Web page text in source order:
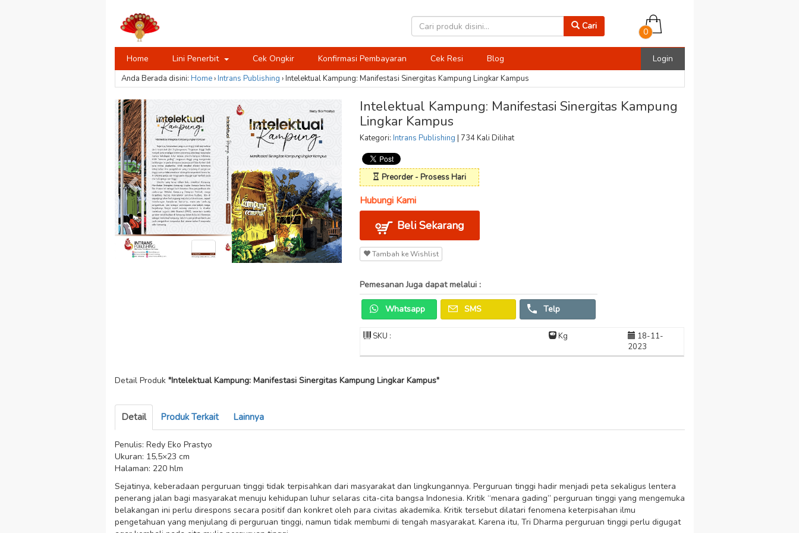
Cari
0
Home Lini Penerbit Cek Ongkir Konfirmasi Pembayaran Cek Resi Blog Login
Anda Berada disini: Home›Intrans Publishing ›Intelektual Kampung: Manifestasi Sinergitas Kampung Lingkar Kampus
Intelektual Kampung: Manifestasi Sinergitas Kampung
Lingkar Kampus
Kategori: Intrans Publishing | 734 Kali Dilihat
Preorder - Prosess Hari
Hubungi Kami
Beli Sekarang
Tambah ke Wishlist
Pemesanan Juga dapat melalui :
Whatsapp SMS Telp
SKU : Kg
18-11-
2023
Detail Produk "Intelektual Kampung: Manifestasi Sinergitas Kampung Lingkar Kampus"
Detail Produk Terkait Lainnya
Penulis: Redy Eko Prastyo
Ukuran: 15,5×23 cm
Halaman: 220 hlm
Sejatinya, keberadaan perguruan tinggi tidak terpisahkan dari masyarakat dan lingkungannya. Perguruan tinggi hadir menjadi peta sekaligus lentera
penerang jalan bagi masyarakat menuju kehidupan luhur selaras cita-cita bangsa Indonesia. Kritik “menara gading” perguruan tinggi yang mengemuka
belakangan ini perlu direspons secara positif dan konkret oleh para civitas akademika. Kritik tersebut dilatari fenomena keterpisahan ilmu
pengetahuan yang menjulang di perguruan tinggi, namun tidak membumi di tengah masyarakat. Karena itu, Tri Dharma perguruan tinggi perlu digugat